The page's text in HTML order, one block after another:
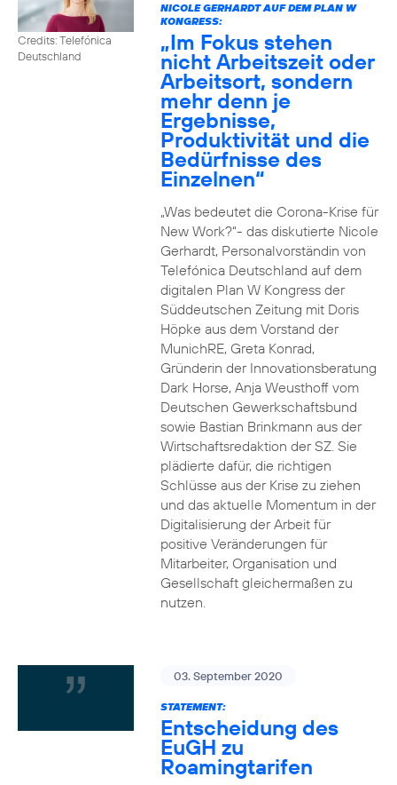
Credits: Telefónica
Deutschland
NICOLE GERHARDT AUF DEM PLAN W
KONGRESS:
„Im Fokus stehen
nicht Arbeitszeit oder
Arbeitsort, sondern
mehr denn je
Ergebnisse,
Produktivität und die
Bedürfnisse des
Einzelnen“
„Was bedeutet die Corona-Krise für
New Work?“- das diskutierte Nicole
Gerhardt, Personalvorständin von
Telefónica Deutschland auf dem
digitalen Plan W Kongress der
Süddeutschen Zeitung mit Doris
Höpke aus dem Vorstand der
MunichRE, Greta Konrad,
Gründerin der Innovationsberatung
Dark Horse, Anja Weusthoff vom
Deutschen Gewerkschaftsbund
sowie Bastian Brinkmann aus der
Wirtschaftsredaktion der SZ. Sie
plädierte dafür, die richtigen
Schlüsse aus der Krise zu ziehen
und das aktuelle Momentum in der
Digitalisierung der Arbeit für
positive Veränderungen für
Mitarbeiter, Organisation und
Gesellschaft gleichermaßen zu
nutzen.
03. September 2020
STATEMENT:
Entscheidung des
EuGH zu
Roamingtarifen